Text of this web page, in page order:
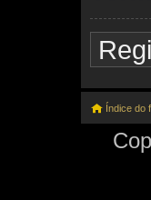
Índice do